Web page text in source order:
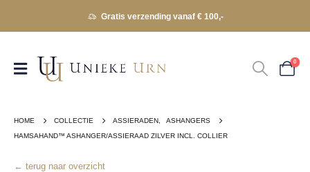
Gratis verzending vanaf € 100,-
0
HOME COLLECTIE ASSIERADEN
ASHANGERS
HAMSAHAND™ ASHANGER/ASSIERAAD ZILVER INCL. COLLIER
← terug naar overzicht